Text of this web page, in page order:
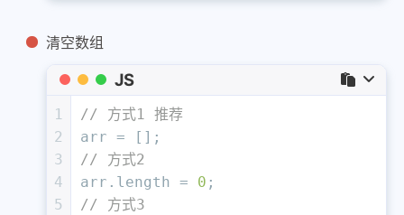
清空数组
JS
1
2
3
4
5
// 方式1 推荐
arr = [];
// 方式2
arr. length = 0 ;
// 方式3